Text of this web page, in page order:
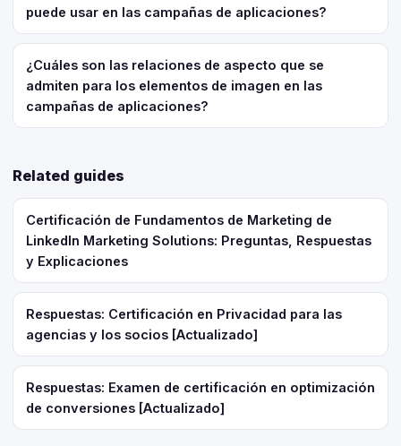
puede usar en las campañas de aplicaciones?
¿Cuáles son las relaciones de aspecto que se
admiten para los elementos de imagen en las
campañas de aplicaciones?
Related guides
Certificación de Fundamentos de Marketing de
LinkedIn Marketing Solutions: Preguntas, Respuestas
y Explicaciones
Respuestas: Certificación en Privacidad para las
agencias y los socios [Actualizado]
Respuestas: Examen de certificación en optimización
de conversiones [Actualizado]